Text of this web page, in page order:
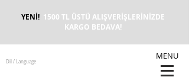
YENİ! 1500 TL ÜSTÜ ALIŞVERİŞLERİNİZDE
KARGO BEDAVA!
MENU
Dil / Language